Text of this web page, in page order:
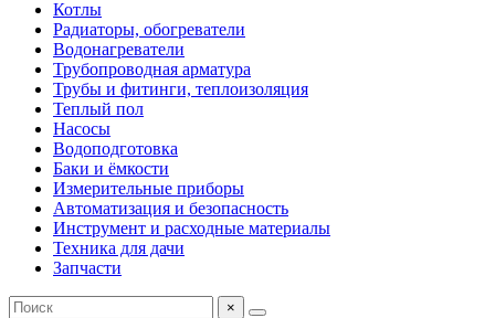
Котлы
Радиаторы, обогреватели
Водонагреватели
Трубопроводная арматура
Трубы и фитинги, теплоизоляция
Теплый пол
Насосы
Водоподготовка
Баки и ёмкости
Измерительные приборы
Автоматизация и безопасность
Инструмент и расходные материалы
Техника для дачи
Запчасти
×